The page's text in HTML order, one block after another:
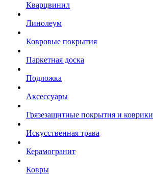
Кварцвинил
Линолеум
Ковровые покрытия
Паркетная доска
Подложка
Аксессуары
Грязезащитные покрытия и коврики
Искусственная трава
Керамогранит
Ковры